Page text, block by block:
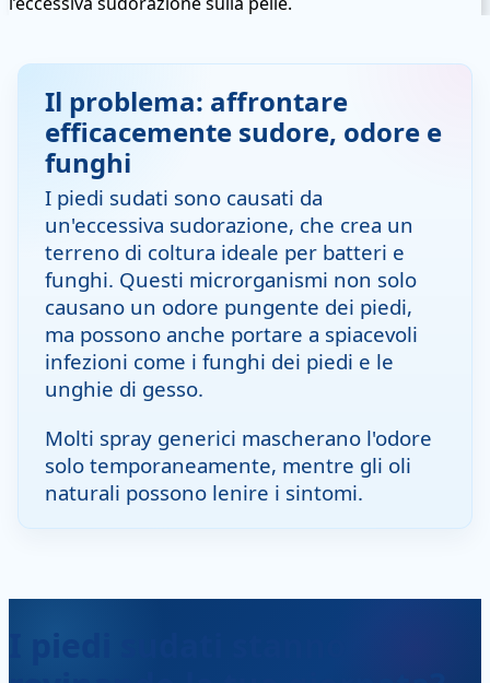
Il problema: affrontare
efficacemente sudore, odore e
funghi
I piedi sudati sono causati da
un'eccessiva sudorazione, che crea un
terreno di coltura ideale per batteri e
funghi. Questi microrganismi non solo
causano un odore pungente dei piedi,
ma possono anche portare a spiacevoli
infezioni come i funghi dei piedi e le
unghie di gesso.
Molti spray generici mascherano l'odore
solo temporaneamente, mentre gli oli
naturali possono lenire i sintomi.